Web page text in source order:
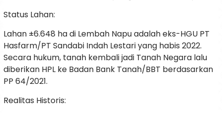
Status Lahan:
Lahan ±6.648 ha di Lembah Napu adalah eks-HGU PT
Hasfarm/PT Sandabi Indah Lestari yang habis 2022.
Secara hukum, tanah kembali jadi Tanah Negara lalu
diberikan HPL ke Badan Bank Tanah/BBT berdasarkan
PP 64/2021.
Realitas Historis: